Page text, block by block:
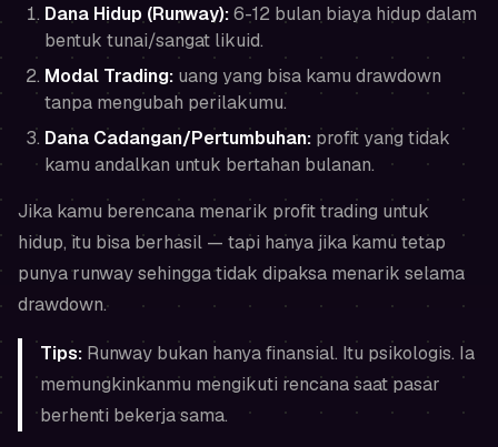
Dana Hidup (Runway):6-12 bulan biaya hidup dalam
bentuk tunai/sangat likuid.
Modal Trading: uang yang bisa kamu drawdown
tanpa mengubah perilakumu.
Dana Cadangan/Pertumbuhan: profit yang tidak
kamu andalkan untuk bertahan bulanan.
Jika kamu berencana menarik profit trading untuk
hidup, itu bisa berhasil — tapi hanya jika kamu tetap
punya runway sehingga tidak dipaksa menarik selama
drawdown.
Tips: Runway bukan hanya finansial. Itu psikologis. Ia
memungkinkanmu mengikuti rencana saat pasar
berhenti bekerja sama.